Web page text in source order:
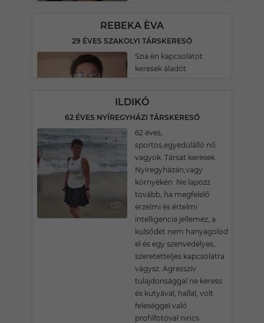
REBEKA ÈVA
29 ÉVES SZAKOLYI TÁRSKERESŐ
Szia èn kapcsolatot
keresek áladót
ILDIKÓ
62 ÉVES NYÍREGYHÁZI TÁRSKERESŐ
62 éves,
sportos,egyedülálló nő
vagyok. Társat keresek
Nyíregyházán,vagy
környékén. Ne lapozz
tovább, ha megfelelő
érzelmi és értelmi
intelligencia jellemez, a
külsődet nem hanyagolod
el és egy szenvedélyes,
szeretetteljes kapcsolatra
vágysz. Agresszív
tulajdonsággal ne keress
és kutyával, hallal, volt
feleséggel való
profilfotóval nincs